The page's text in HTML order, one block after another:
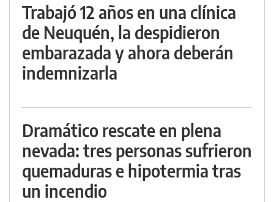
Trabajó 12 años en una clínica
de Neuquén, la despidieron
embarazada y ahora deberán
indemnizarla
Dramático rescate en plena
nevada: tres personas sufrieron
quemaduras e hipotermia tras
un incendio